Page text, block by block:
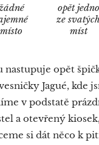
místo
opět jedno
ze svatých
míst
nastupuje opět
Jagué, kde
v podstatě
a otevřený
si dát něco k